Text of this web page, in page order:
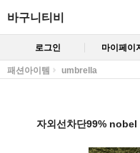
바구니티비
로그인 마이페이
패션아이템 umbrella
자외선차단99% nobel